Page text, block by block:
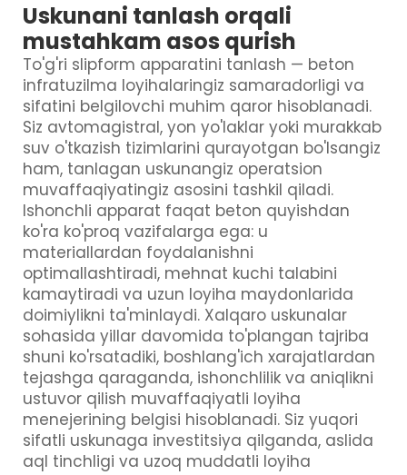
Uskunani tanlash orqali
mustahkam asos qurish
To'g'ri slipform apparatini tanlash — beton
infratuzilma loyihalaringiz samaradorligi va
sifatini belgilovchi muhim qaror hisoblanadi.
Siz avtomagistral, yon yo'laklar yoki murakkab
suv o'tkazish tizimlarini qurayotgan bo'lsangiz
ham, tanlagan uskunangiz operatsion
muvaffaqiyatingiz asosini tashkil qiladi.
Ishonchli apparat faqat beton quyishdan
ko'ra ko'proq vazifalarga ega: u
materiallardan foydalanishni
optimallashtiradi, mehnat kuchi talabini
kamaytiradi va uzun loyiha maydonlarida
doimiylikni ta'minlaydi. Xalqaro uskunalar
sohasida yillar davomida to'plangan tajriba
shuni ko'rsatadiki, boshlang'ich xarajatlardan
tejashga qaraganda, ishonchlilik va aniqlikni
ustuvor qilish muvaffaqiyatli loyiha
menejerining belgisi hisoblanadi. Siz yuqori
sifatli uskunaga investitsiya qilganda, aslida
aql tinchligi va uzoq muddatli loyiha